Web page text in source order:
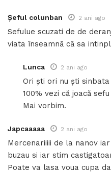
Șeful colunban 2 ani ago
Sefulue scuzati de de
viata înseamnă că sa
Lunca 2 ani ago
Ori ști ori nu ști
100% vezi că joacă sefu
Mai vorbim.
Japcaaaaa 2 ani ago
Mercenariiiii de la nanov
buzau si iar stim
Poate va lasa voua cupa